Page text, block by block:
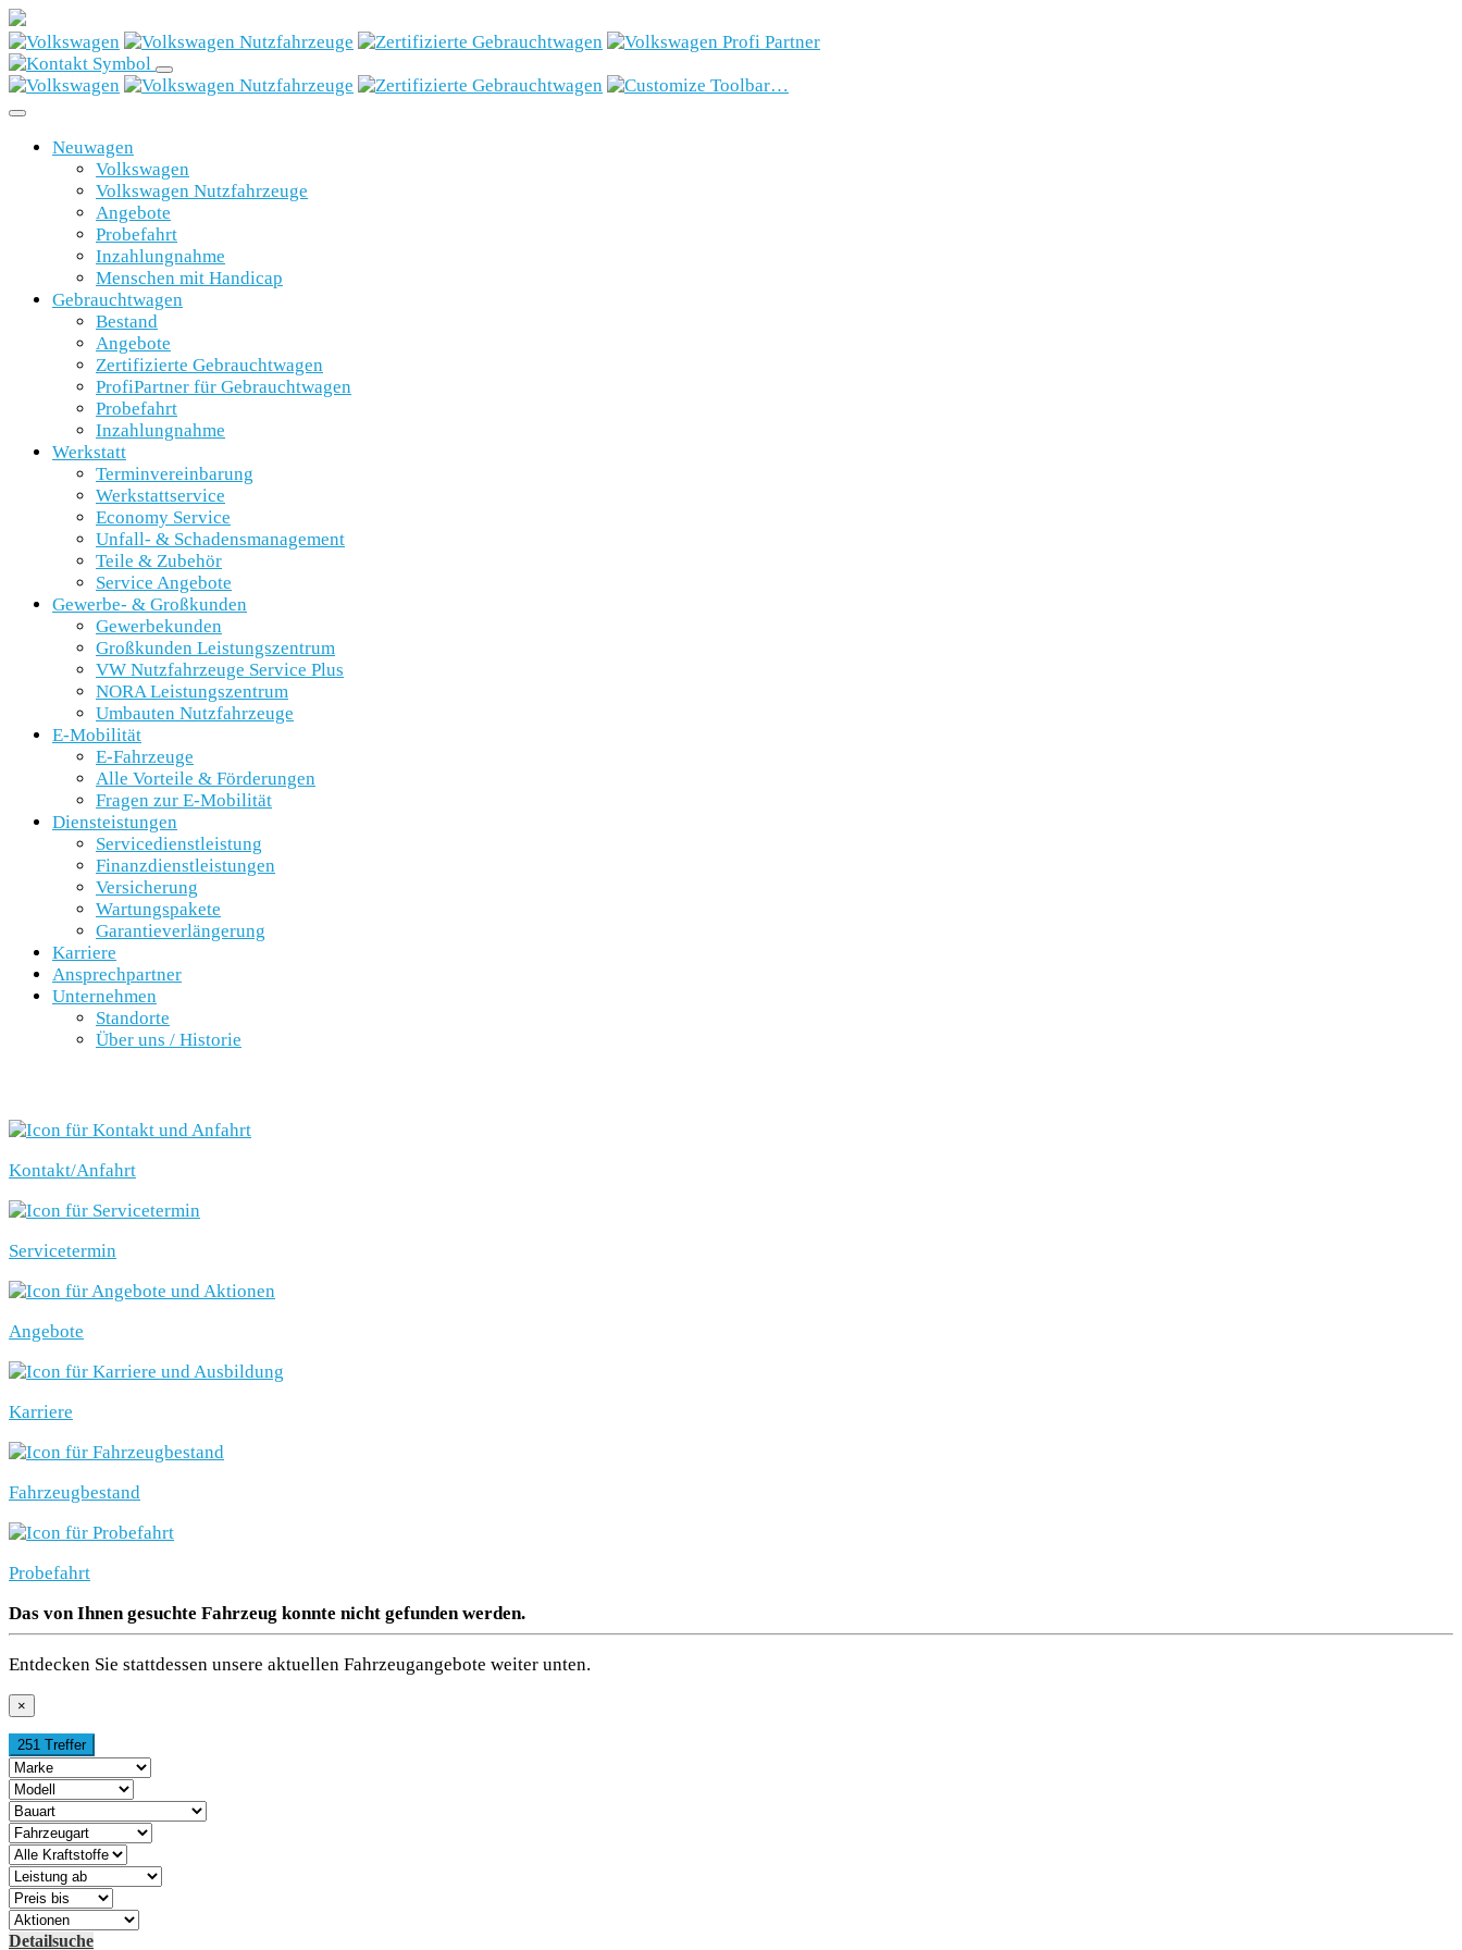
Neuwagen
Volkswagen
Volkswagen Nutzfahrzeuge
Angebote
Probefahrt
Inzahlungnahme
Menschen mit Handicap
Gebrauchtwagen
Bestand
Angebote
Zertifizierte Gebrauchtwagen
ProfiPartner für Gebrauchtwagen
Probefahrt
Inzahlungnahme
Werkstatt
Terminvereinbarung
Werkstattservice
Economy Service
Unfall- & Schadensmanagement
Teile & Zubehör
Service Angebote
Gewerbe- & Großkunden
Gewerbekunden
Großkunden Leistungszentrum
VW Nutzfahrzeuge Service Plus
NORA Leistungszentrum
Umbauten Nutzfahrzeuge
E-Mobilität
E-Fahrzeuge
Alle Vorteile & Förderungen
Fragen zur E-Mobilität
Diensteistungen
Servicedienstleistung
Finanzdienstleistungen
Versicherung
Wartungspakete
Garantieverlängerung
Karriere
Ansprechpartner
Unternehmen
Standorte
Über uns / Historie
Kontakt/Anfahrt
Servicetermin
Angebote
Karriere
Fahrzeugbestand
Probefahrt
Das von Ihnen gesuchte Fahrzeug konnte nicht gefunden werden.
Entdecken Sie stattdessen unsere aktuellen Fahrzeugangebote weiter unten.
×
251 Treffer
Detailsuche